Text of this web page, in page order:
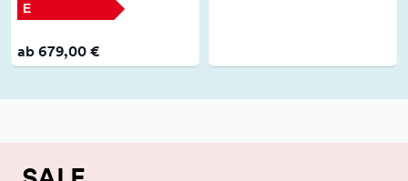
E
ab 679,00 €